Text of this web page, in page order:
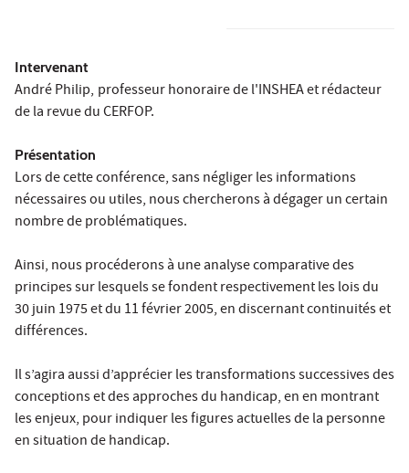
Intervenant
André Philip, professeur honoraire de l'INSHEA et rédacteur
de la revue du CERFOP.
Présentation
Lors de cette conférence, sans négliger les informations
nécessaires ou utiles, nous chercherons à dégager un certain
nombre de problématiques.
Ainsi, nous procéderons à une analyse comparative des
principes sur lesquels se fondent respectivement les lois du
30 juin 1975 et du 11 février 2005, en discernant continuités et
différences.
Il s’agira aussi d’apprécier les transformations successives des
conceptions et des approches du handicap, en en montrant
les enjeux, pour indiquer les figures actuelles de la personne
en situation de handicap.